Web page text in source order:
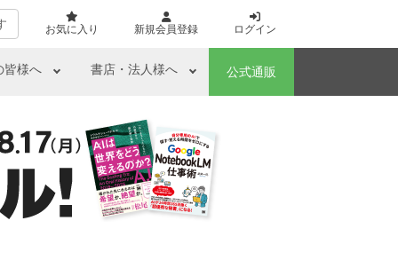
お気に入り 新規会員登録 ログイン
皆様へ 書店・法人様へ 公式通販